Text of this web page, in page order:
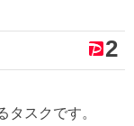
2
タスクです。